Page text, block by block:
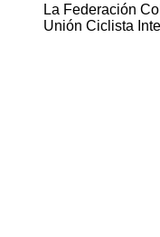
La Federación
Unión Ciclista